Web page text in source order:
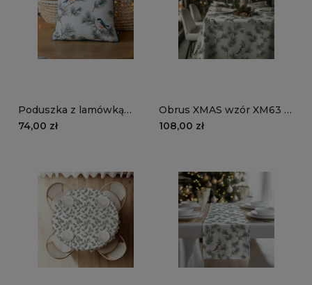
Poduszka z lamówką
XMAS wzór XM63 | Ptaki
74,00 zł
Obrus XMAS wzór XM63 |
Ptaki na gałązkach
108,00 zł